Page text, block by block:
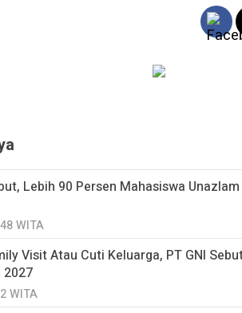
Lebih 90 Persen Mahasiswa
WITA
Visit Atau Cuti Keluarga, PT GNI
2027
WITA